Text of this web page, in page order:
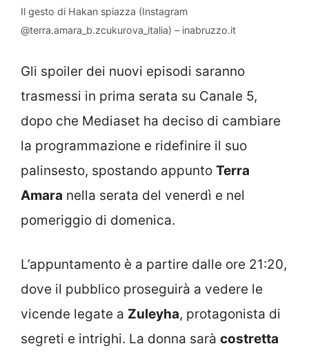
Il gesto di Hakan spiazza (Instagram
@terra.amara_b.zcukurova_italia) – inabruzzo.it
Gli spoiler dei nuovi episodi saranno
trasmessi in prima serata su Canale 5,
dopo che Mediaset ha deciso di cambiare
la programmazione e ridefinire il suo
palinsesto, spostando appunto Terra
Amara nella serata del venerdì e nel
pomeriggio di domenica.
L’appuntamento è a partire dalle ore 21:20,
dove il pubblico proseguirà a vedere le
vicende legate a Zuleyha, protagonista di
segreti e intrighi. La donna sarà costretta